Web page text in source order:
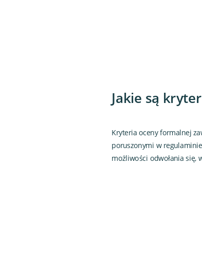
Jakie są
Kryteria oceny formalnej
poruszonymi w
możliwości odwołania się,